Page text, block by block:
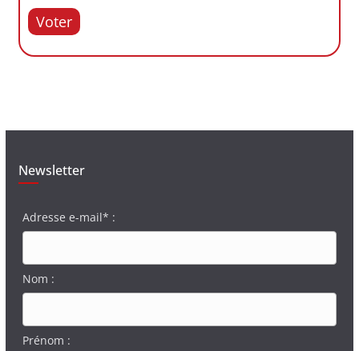
Voter
Newsletter
Adresse e-mail* :
Nom :
Prénom :